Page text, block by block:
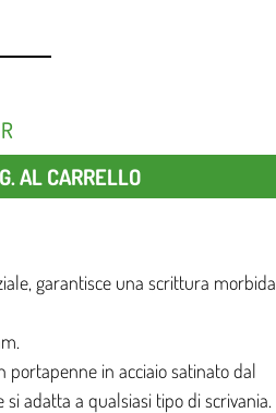
AL CARRELLO
garantisce una scrittura morbida
portapenne in acciaio satinato dal
adatta a qualsiasi tipo di scrivania.